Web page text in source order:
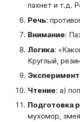
пахнет и т.д.
Речь:
Внимание:
Логика:
Круглый,
Чтение: а)
Подготовка
мухомор,